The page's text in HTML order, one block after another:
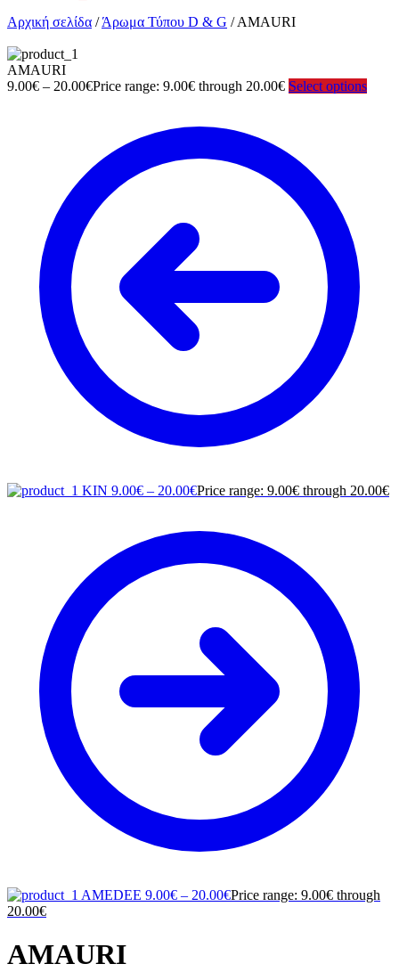
Αρχική σελίδα /Άρωμα Τύπου D & G /AMAURI
AMAURI
9.00€ – 20.00€Price range: 9.00€ through 20.00€ Select options
KIN 9.00€ – 20.00€Price range: 9.00€ through 20.00€
AMEDEE 9.00€ – 20.00€Price range: 9.00€ through
20.00€
AMAURI